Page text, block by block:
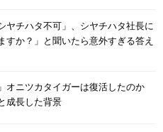
ヤチハタ不可」、シヤチハタ社長に
すか？」と聞いたら意外すぎる答え
オニツカタイガーは復活したのか
成長した背景